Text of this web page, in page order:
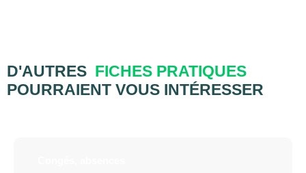
D'AUTRES FICHES PRATIQUES
POURRAIENT VOUS INTÉRESSER